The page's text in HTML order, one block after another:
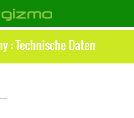
: Technische Daten